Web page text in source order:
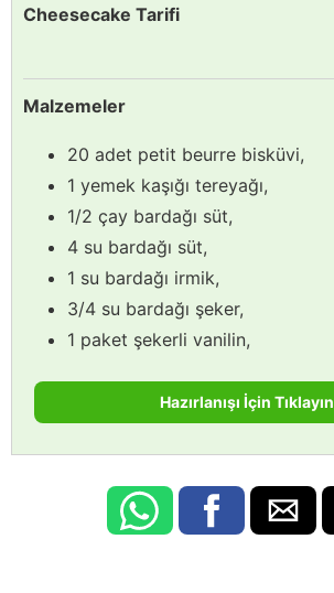
Cheesecake Tarifi
Malzemeler
20 adet petit beurre bisküvi,
1 yemek kaşığı tereyağı,
1/2 çay bardağı süt,
4 su bardağı süt,
1 su bardağı irmik,
3/4 su bardağı şeker,
1 paket şekerli vanilin,
Hazırlanışı İçin Tıklayın